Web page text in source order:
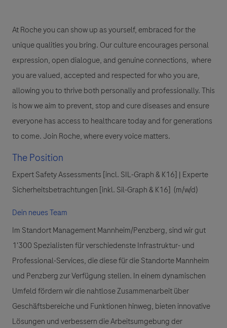
At Roche you can show up as yourself, embraced for the
unique qualities you bring. Our culture encourages personal
expression, open dialogue, and genuine connections, where
you are valued, accepted and respected for who you are,
allowing you to thrive both personally and professionally. This
is how we aim to prevent, stop and cure diseases and ensure
everyone has access to healthcare today and for generations
to come. Join Roche, where every voice matters.
The Position
Expert Safety Assessments [incl. SIL-Graph & K16] | Experte
Sicherheitsbetrachtungen [inkl. Sil-Graph & K16] (m/w/d)
Dein neues Team
Im Standort Management Mannheim/Penzberg, sind wir gut
1'300 Spezialisten für verschiedenste Infrastruktur- und
Professional-Services, die diese für die Standorte Mannheim
und Penzberg zur Verfügung stellen. In einem dynamischen
Umfeld fördern wir die nahtlose Zusammenarbeit über
Geschäftsbereiche und Funktionen hinweg, bieten innovative
Lösungen und verbessern die Arbeitsumgebung der